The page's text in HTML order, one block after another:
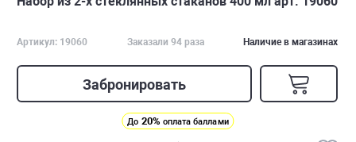
Артикул: 19060 Заказали 94 раза Наличие в магазинах
Забронировать
До 20% оплата баллами